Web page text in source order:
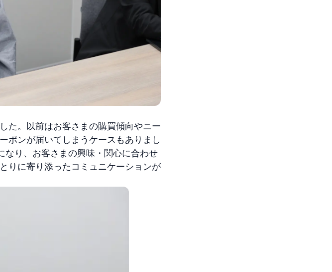
た。以前はお客さまの購買傾向やニー
ポンが届いてしまうケースもありまし
り、お客さまの興味・関心に合わせ
りに寄り添ったコミュニケーションが